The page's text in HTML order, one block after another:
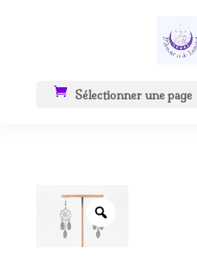
Sélectionner une page